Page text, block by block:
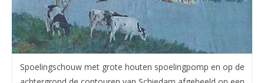
Spoelingschouw met grote houten spoelingpomp en op de